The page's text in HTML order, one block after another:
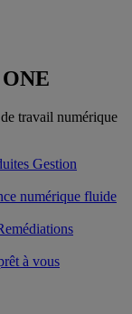
travail numérique
Gestion
numérique fluide
à vous